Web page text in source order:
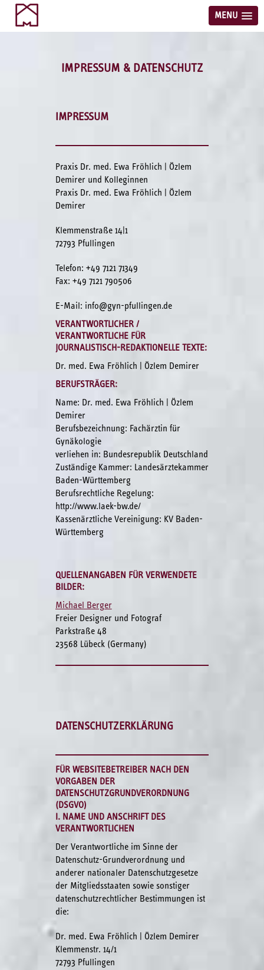
MENU
IMPRESSUM & DATENSCHUTZ
IMPRESSUM
Praxis Dr. med. Ewa Fröhlich | Özlem
Demirer und Kolleginnen
Praxis Dr. med. Ewa Fröhlich | Özlem
Demirer
Klemmenstraße 14|1
72793 Pfullingen
Telefon: +49 7121 71349
Fax: +49 7121 790506
E-Mail: info@gyn-pfullingen.de
VERANTWORTLICHER /
VERANTWORTLICHE FÜR
JOURNALISTISCH-REDAKTIONELLE TEXTE:
Dr. med. Ewa Fröhlich | Özlem Demirer
BERUFSTRÄGER:
Name: Dr. med. Ewa Fröhlich | Özlem
Demirer
Berufsbezeichnung: Fachärztin für
Gynäkologie
verliehen in: Bundesrepublik Deutschland
Zuständige Kammer: Landesärztekammer
Baden-Württemberg
Berufsrechtliche Regelung:
http://www.laek-bw.de/
Kassenärztliche Vereinigung: KV Baden-
Württemberg
QUELLENANGABEN FÜR VERWENDETE
BILDER:
Michael Berger
Freier Designer und Fotograf
Parkstraße 48
23568 Lübeck (Germany)
DATENSCHUTZERKLÄRUNG
FÜR WEBSITEBETREIBER NACH DEN
VORGABEN DER
DATENSCHUTZGRUNDVERORDNUNG
(DSGVO)
I. NAME UND ANSCHRIFT DES
VERANTWORTLICHEN
Der Verantwortliche im Sinne der
Datenschutz-Grundverordnung und
anderer nationaler Datenschutzgesetze
der Mitgliedsstaaten sowie sonstiger
datenschutzrechtlicher Bestimmungen ist
die:
Dr. med. Ewa Fröhlich | Özlem Demirer
Klemmenstr. 14/1
72793 Pfullingen